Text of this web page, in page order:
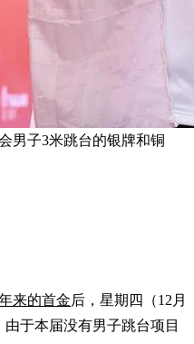
男子3米跳台的银牌和铜
来的首金后，星期四（12月
于本届没有男子跳台项目